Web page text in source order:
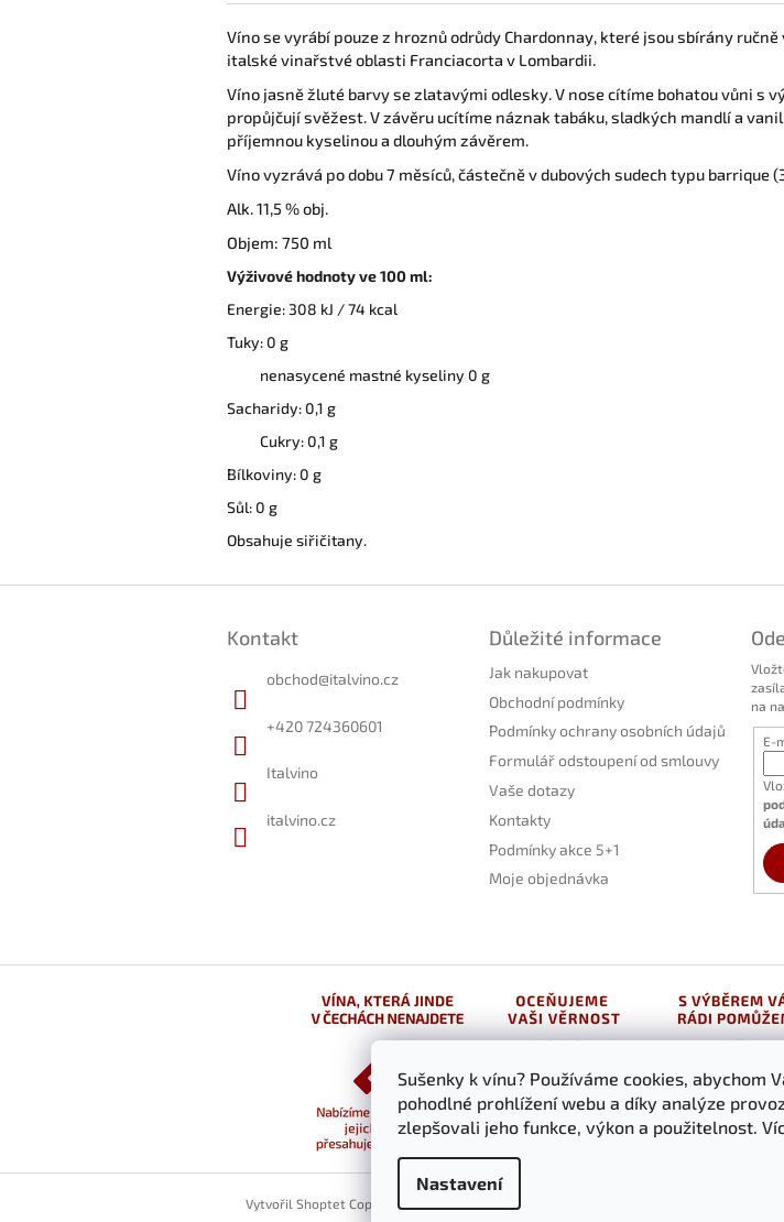
Sušenky k vínu? Používáme cookies, abychom
pohodlné prohlížení webu a díky analýze
zlepšovali jeho funkce, výkon a použitelnost.
Nastavení
Víno se vyrábí pouze z hroznů odrůdy Chardonnay, které jsou sbírány
italské vinařstvé oblasti Franciacorta v Lombardii.
Víno jasně žluté barvy se zlatavými odlesky. V nose cítíme bohatou vůni s
propůjčují svěžest. V závěru ucítíme náznak tabáku, sladkých mandlí a
příjemnou kyselinou a dlouhým závěrem.
Víno vyzrává po dobu 7 měsíců, částečně v dubových sudech typu barrique
Alk. 11,5 % obj.
Objem: 750 ml
Výživové hodnoty ve 100 ml:
Energie: 308 kJ / 74 kcal
Tuky: 0 g
nenasycené mastné kyseliny 0 g
Sacharidy: 0,1 g
Cukry: 0,1 g
Bílkoviny: 0 g
Sůl: 0 g
Obsahuje siřičitany.
Kontakt
obchod@italvino.cz
+420 724360601
Italvino
italvino.cz
Důležité informace
Jak nakupovat
Obchodní podmínky
Podmínky ochrany osobních údajů
Formulář odstoupení od smlouvy
Vaše dotazy
Kontakty
Podmínky akce 5+1
Moje objednávka
na
E-
Vytvořil Shoptet Copyright 2026 . Všechna práva vyhrazena.